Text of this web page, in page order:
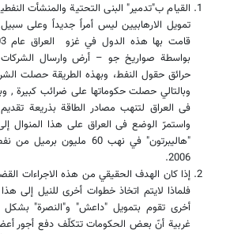
القيام ب"تدمير" البنى التحتية والمنشأت
تمويل الارهابيين ليس أمراً جديداً وعلى
بواسطة صواريخ جو – أرض وارسال الشركات
حرائق حقول النفط، وبهذه الطريقة حصلت
وبالتالي حصلت حكوماتها على ضرائب كبيرة ,
فى العراق لتنهب مصادر الطاقة بذريعة
واستمرّ الوضع فى العراق على هذا
2006.
إذا كان الهدف الحقيقي من هذه الاجراءات
فلماذا لايتم اتخاذ خطوات أخرى للنيل إلى
أخرى تقوم بتمويل "داعش" و"النصرة"
غربية أنّ بعض الحكومات تتكلّف دفع أجور